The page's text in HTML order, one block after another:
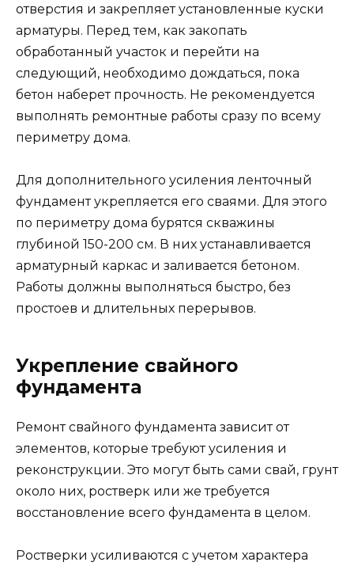
отверстия и закрепляет установленные куски
арматуры. Перед тем, как закопать
обработанный участок и перейти на
следующий, необходимо дождаться, пока
бетон наберет прочность. Не рекомендуется
выполнять ремонтные работы сразу по всему
периметру дома.
Для дополнительного усиления ленточный
фундамент укрепляется его сваями. Для этого
по периметру дома бурятся скважины
глубиной 150-200 см. В них устанавливается
арматурный каркас и заливается бетоном.
Работы должны выполняться быстро, без
простоев и длительных перерывов.
Укрепление свайного
фундамента
Ремонт свайного фундамента зависит от
элементов, которые требуют усиления и
реконструкции. Это могут быть сами свай, грунт
около них, ростверк или же требуется
восстановление всего фундамента в целом.
Ростверки усиливаются с учетом характера